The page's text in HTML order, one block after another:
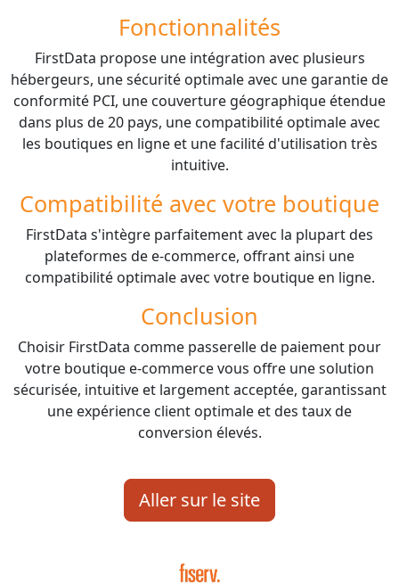
Fonctionnalités
FirstData propose une intégration avec plusieurs
hébergeurs, une sécurité optimale avec une garantie de
conformité PCI, une couverture géographique étendue
dans plus de 20 pays, une compatibilité optimale avec
les boutiques en ligne et une facilité d'utilisation très
intuitive.
Compatibilité avec votre boutique
FirstData s'intègre parfaitement avec la plupart des
plateformes de e-commerce, offrant ainsi une
compatibilité optimale avec votre boutique en ligne.
Conclusion
Choisir FirstData comme passerelle de paiement pour
votre boutique e-commerce vous offre une solution
sécurisée, intuitive et largement acceptée, garantissant
une expérience client optimale et des taux de
conversion élevés.
Aller sur le site